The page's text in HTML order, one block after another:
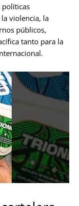
políticas
violencia, la
públicos,
tanto para la